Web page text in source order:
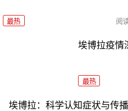
最热 阅
埃博拉疫情
最热
埃博拉：科学认知症状与传